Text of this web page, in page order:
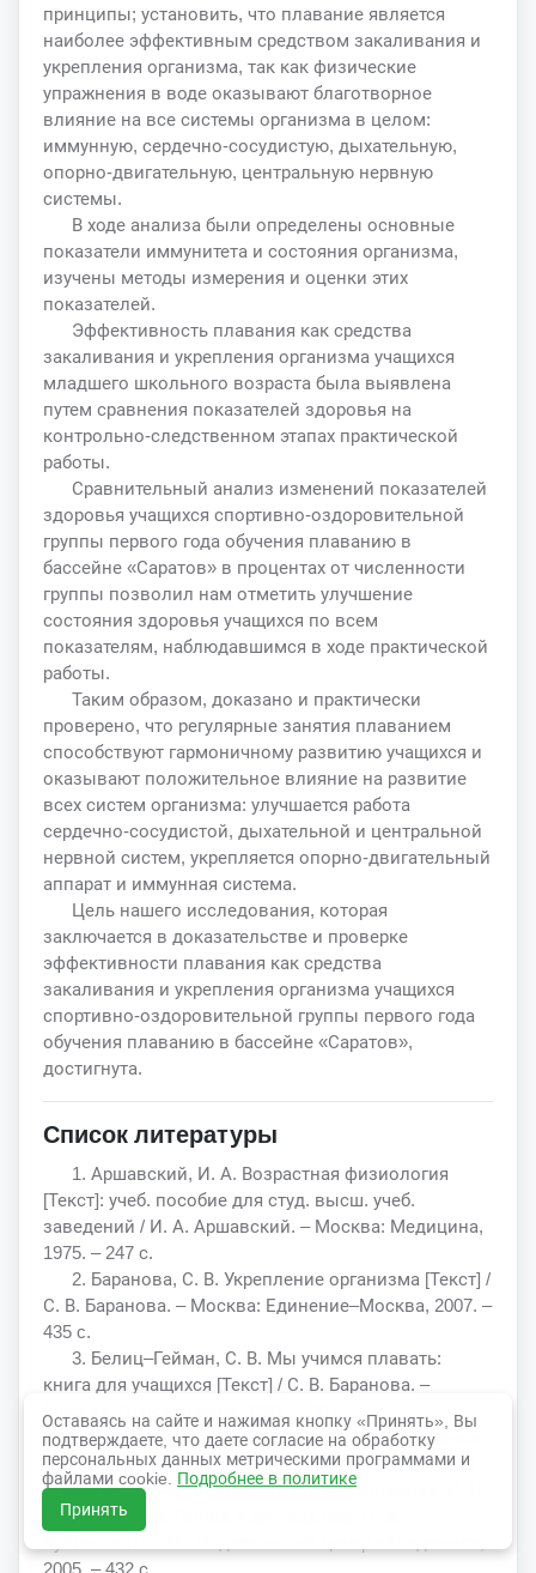
принципы; установить, что плавание является
наиболее эффективным средством закаливания и
укрепления организма, так как физические
упражнения в воде оказывают благотворное
влияние на все системы организма в целом:
иммунную, сердечно-сосудистую, дыхательную,
опорно-двигательную, центральную нервную
системы.
В ходе анализа были определены основные
показатели иммунитета и состояния организма,
изучены методы измерения и оценки этих
показателей.
Эффективность плавания как средства
закаливания и укрепления организма учащихся
младшего школьного возраста была выявлена
путем сравнения показателей здоровья на
контрольно-следственном этапах практической
работы.
Сравнительный анализ изменений показателей
здоровья учащихся спортивно-оздоровительной
группы первого года обучения плаванию в
бассейне «Саратов» в процентах от численности
группы позволил нам отметить улучшение
состояния здоровья учащихся по всем
показателям, наблюдавшимся в ходе практической
работы.
Таким образом, доказано и практически
проверено, что регулярные занятия плаванием
способствуют гармоничному развитию учащихся и
оказывают положительное влияние на развитие
всех систем организма: улучшается работа
сердечно-сосудистой, дыхательной и центральной
нервной систем, укрепляется опорно-двигательный
аппарат и иммунная система.
Цель нашего исследования, которая
заключается в доказательстве и проверке
эффективности плавания как средства
закаливания и укрепления организма учащихся
спортивно-оздоровительной группы первого года
обучения плаванию в бассейне «Саратов»,
достигнута.
Список литературы
1. Аршавский, И. А. Возрастная физиология
[Текст]: учеб. пособие для студ. высш. учеб.
заведений / И. А. Аршавский. – Москва: Медицина,
1975. – 247 с.
2. Баранова, С. В. Укрепление организма [Текст] /
С. В. Баранова. – Москва: Единение–Москва, 2007. –
435 c.
3. Белиц–Гейман, С. В. Мы учимся плавать:
книга для учащихся [Текст] / С. В. Баранова. –
Москва: Просвещение, 1987. – 80 с.
4. Булгакова, Н. Ж. Оздоровительное, лечебное
и адаптивное плавание [Текст]: Учеб. пособие для
студ. высш. учеб. заведений / Н. Ж. Булгакова, С. Н.
Морозов, О. И. Попов и др.; под ред. Н. Ж.
Оставаясь на сайте и нажимая кнопку «Принять», Вы
подтверждаете, что даете согласие на обработку
персональных данных метрическими программами и
файлами cookie. Подробнее в политике
Принять